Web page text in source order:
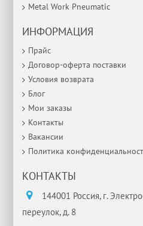
Metal Work Pneumatic
ИНФОРМАЦИЯ
Прайс
Договор-оферта поставки
Условия возврата
Блог
Мои заказы
Контакты
Вакансии
Политика
КОНТАКТЫ
144001 Россия, г.
переулок, д. 8